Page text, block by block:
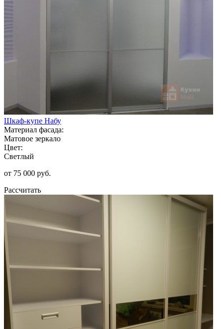
Шкаф-купе Набу
Материал фасада:
Матовое зеркало
Цвет:
Светлый
от 75 000 руб.
Рассчитать